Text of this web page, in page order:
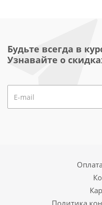
Будьте всегда в
Узнавайте о
Политика